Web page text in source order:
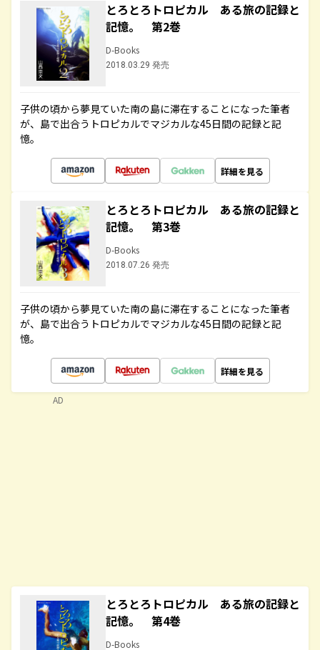
とろとろトロピカル ある旅の記録と
記憶。 第2巻
D-Books
2018.03.29 発売
子供の頃から夢見ていた南の島に滞在することになった筆者
が、島で出合うトロピカルでマジカルな45日間の記録と記
憶。
詳細を見る
とろとろトロピカル ある旅の記録と
記憶。 第3巻
D-Books
2018.07.26 発売
子供の頃から夢見ていた南の島に滞在することになった筆者
が、島で出合うトロピカルでマジカルな45日間の記録と記
憶。
詳細を見る
とろとろトロピカル ある旅の記録と
記憶。 第4巻
D-Books
AD